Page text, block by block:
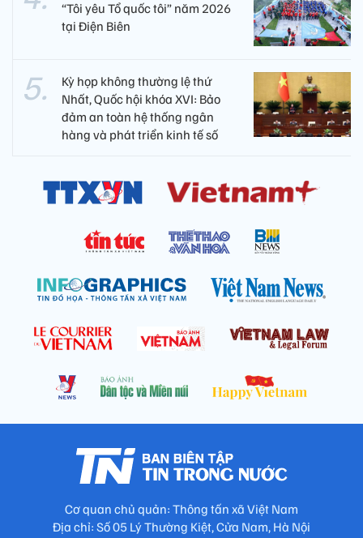
“Tôi yêu Tổ quốc tôi” năm 2026
tại Điện Biên
Kỳ họp không thường lệ thứ
Nhất, Quốc hội khóa XVI: Bảo
đảm an toàn hệ thống ngân
hàng và phát triển kinh tế số
Cơ quan chủ quản: Thông tấn xã Việt Nam
Địa chỉ: Số 05 Lý Thường Kiệt, Cửa Nam, Hà Nội